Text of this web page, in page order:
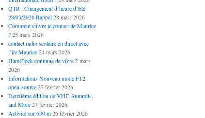
QTR : Changement d’heure d’Eté
28/03/2026 Rappel 28 mars 2026
Comment suivre le contact île Maurice
? 25 mars 2026
contact radio scolaire en direct avec
l’île Maurice 24 mars 2026
HamClock continue de vivre 2 mars
2026
Informations Nouveau mode FT2
open-source 27 février 2026
Deuxième édition de VHF, Summits,
and More 27 février 2026
Activité sur 630 m 26 février 2026